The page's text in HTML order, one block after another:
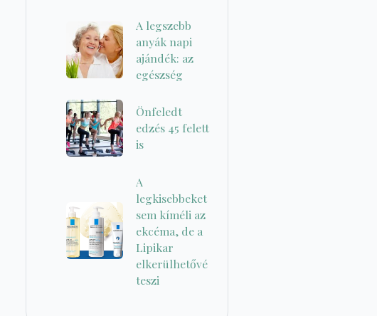
A legszebb
anyák napi
ajándék: az
egészség
Önfeledt
edzés 45 felett
is
A
legkisebbeket
sem kíméli az
ekcéma, de a
Lipikar
elkerülhetővé
teszi